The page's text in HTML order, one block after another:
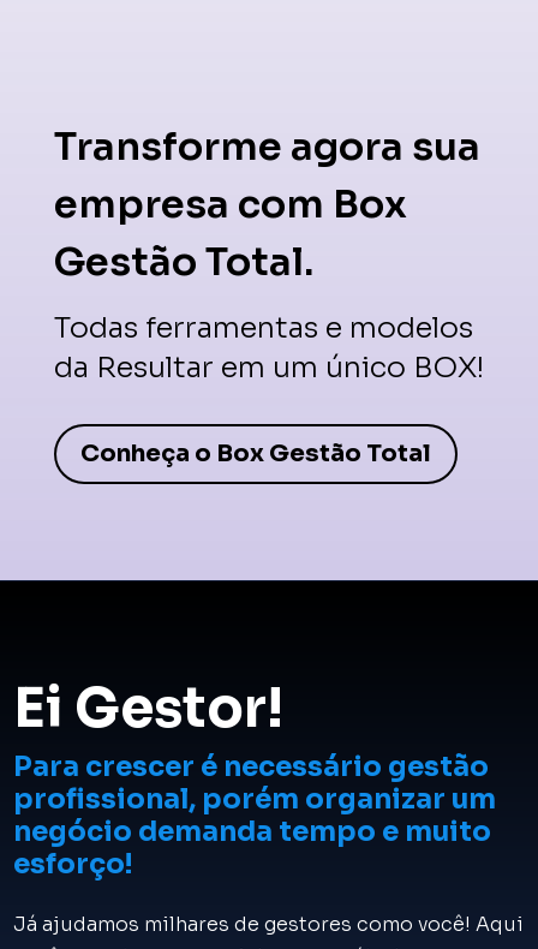
Transforme agora sua
empresa com Box
Gestão Total.
Todas ferramentas e modelos
da Resultar em um único BOX!
Conheça o Box Gestão Total
Ei Gestor!
Para crescer é necessário gestão
profissional, porém organizar um
negócio demanda tempo e muito
esforço!
Já ajudamos milhares de gestores como você! Aqui